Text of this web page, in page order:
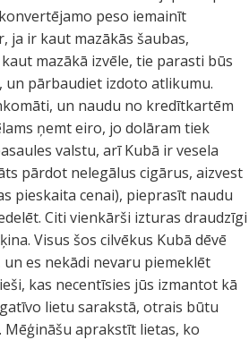
peso iemainīt
ja ir kaut mazākās šaubas,
mazākā izvēle, tie parasti būs
un pārbaudiet izdoto atlikumu.
un naudu no kredītkartēm
ņemt eiro, jo dolāram tiek
valstu, arī Kubā ir vesela
pārdot nelegālus cigārus, aizvest
pieskaita cenai), pieprasīt naudu
Citi vienkārši izturas draudzīgi
Visus šos cilvēkus Kubā dēvē
es nekādi nevaru piemeklēt
kas necentīsies jūs izmantot kā
lietu sarakstā, otrais būtu
aprakstīt lietas, ko